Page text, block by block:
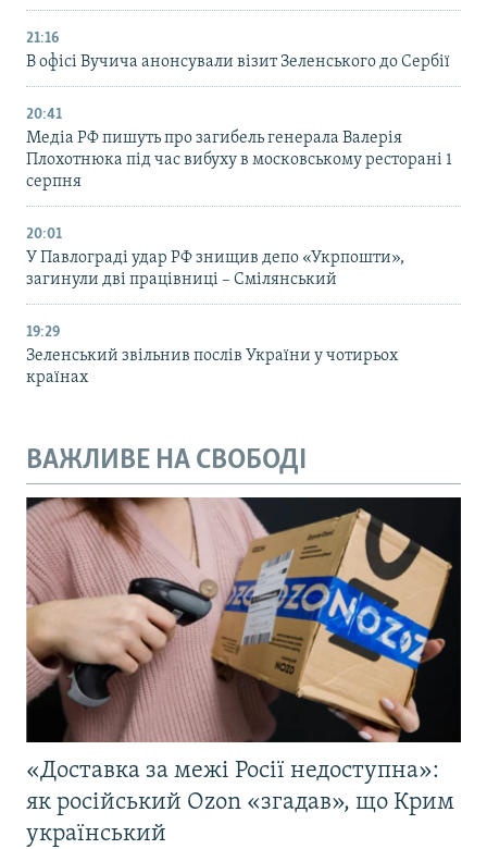
21:16
В офісі Вучича анонсували візит Зеленського до Сербії
20:41
Медіа РФ пишуть про загибель генерала Валерія
Плохотнюка під час вибуху в московському ресторані 1
серпня
20:01
У Павлограді удар РФ знищив депо «Укрпошти»,
загинули дві працівниці – Смілянський
19:29
Зеленський звільнив послів України у чотирьох
країнах
ВАЖЛИВЕ НА СВОБОДІ
«Доставка за межі Росії недоступна»:
як російський Ozon «згадав», що Крим
український